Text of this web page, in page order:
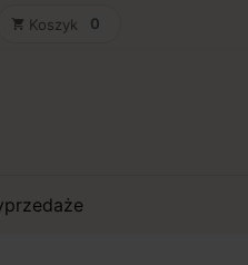
shopping_cart Koszyk 0